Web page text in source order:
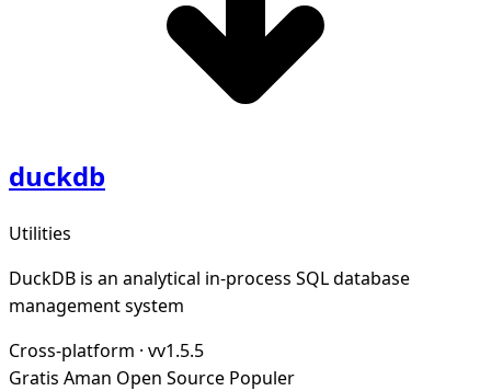
duckdb
Utilities
DuckDB is an analytical in-process SQL database
management system
Cross-platform · vv1.5.5
Gratis Aman Open Source Populer